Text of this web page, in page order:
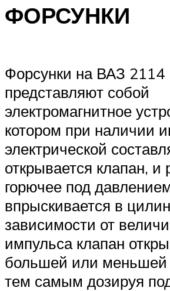
ФОРСУНКИ
Форсунки на ВАЗ 2114
представляют собой
электромагнитное
котором при наличии
электрической
открывается клапан,
горючее под
впрыскивается в
зависимости от
импульса клапан
большей или меньшей
тем самым дозируя